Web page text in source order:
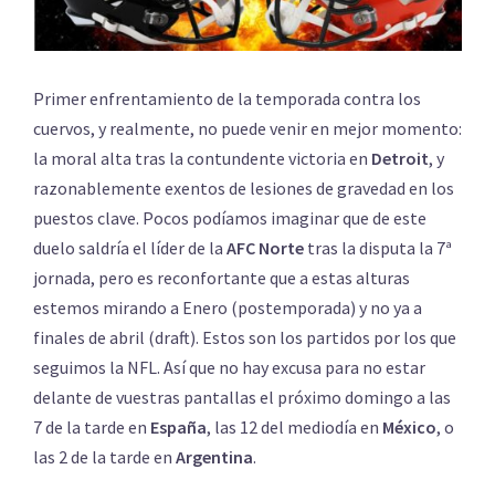
Primer enfrentamiento de la temporada contra los
cuervos, y realmente, no puede venir en mejor momento:
la moral alta tras la contundente victoria en Detroit, y
razonablemente exentos de lesiones de gravedad en los
puestos clave. Pocos podíamos imaginar que de este
duelo saldría el líder de la AFC Norte tras la disputa la 7ª
jornada, pero es reconfortante que a estas alturas
estemos mirando a Enero (postemporada) y no ya a
finales de abril (draft). Estos son los partidos por los que
seguimos la NFL. Así que no hay excusa para no estar
delante de vuestras pantallas el próximo domingo a las
7 de la tarde en España, las 12 del mediodía en México, o
las 2 de la tarde en Argentina.